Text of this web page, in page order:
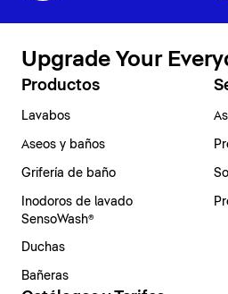
Upgrade Your
Productos
Lavabos
Aseos y baños
Grifería de baño
Inodoros de lavado
SensoWash®
Duchas
Bañeras